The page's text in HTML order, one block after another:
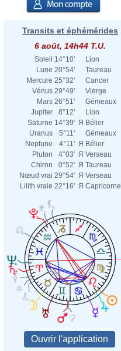
Transits et éphémérides
6 août, 14h44 T.U.
Soleil 14°10'
Lion
Lune 20°54'
Taureau
Mercure 25°32'
Cancer
Vénus 29°49'
Vierge
Mars 26°51'
Gémeaux
Jupiter
8°12'
Lion
Saturne 14°39' Я Bélier
Uranus
5°11'
Gémeaux
Neptune
4°11' Я Bélier
Pluton
4°03' Я Verseau
Chiron
0°52' Я Taureau
Nœud vrai 29°54' Я Verseau
Lilith vraie 22°16' Я Capricorne